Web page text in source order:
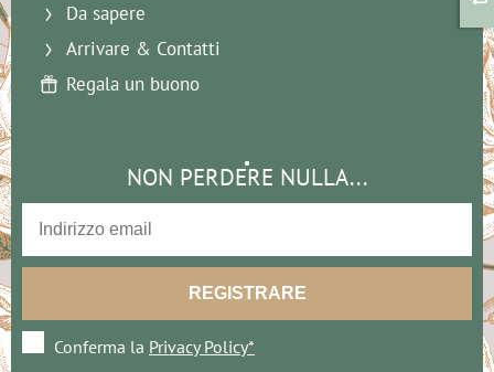
Da sapere
Arrivare & Contatti
Regala un buono
NON PERDERE NULLA...
Conferma la Privacy Policy*